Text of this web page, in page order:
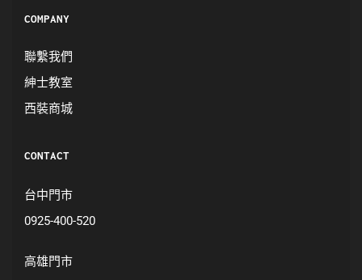
COMPANY
聯繫我們
紳士教室
西裝商城
CONTACT
台中門市
0925-400-520
高雄門市